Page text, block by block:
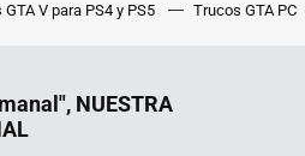
V para PS4 y PS5 Trucos GTA PC
NUESTRA